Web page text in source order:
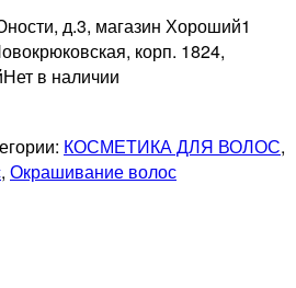
д.3, магазин Хороший1
корп. 1824,
Нет в наличии
КОСМЕТИКА ДЛЯ ВОЛОС,
, Окрашивание волос